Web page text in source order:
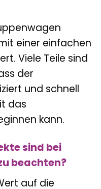
einer einfachen
Viele Teile sind
der
und schnell
das
kann.
sind bei
beachten?
auf die